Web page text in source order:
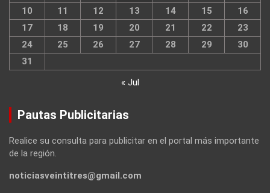
10
11 12 13 14 15
16
17
18 19 20 21 22
23
24
25 26 27 28 29
30
31
« Jul
Pautas Publicitarias
Realice su consulta para publicitar en el portal más importante
de la región.
noticiasveintitres@gmail.com